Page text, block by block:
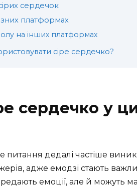
сердечок
платформах
на інших платформах
сіре сердечко?
сердечко у
питання дедалі частіше
адже емодзі стають
емоції, але й можуть